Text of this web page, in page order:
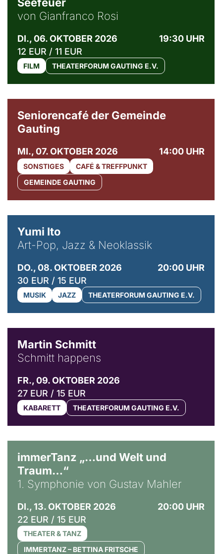
von Gianfranco Rosi
DI., 06. OKTOBER 2026
19:30 UHR
12 EUR / 11 EUR
FILM THEATERFORUM GAUTING E.V.
Seniorencafé der Gemeinde
Gauting
MI., 07. OKTOBER 2026 14:00 UHR
SONSTIGES
CAFÉ & TREFFPUNKT
GEMEINDE GAUTING
Yumi Ito
Art-Pop, Jazz & Neoklassik
DO., 08. OKTOBER 2026
20:00 UHR
30 EUR / 15 EUR
MUSIK JAZZ THEATERFORUM GAUTING E.V.
Martin Schmitt
Schmitt happens
FR., 09. OKTOBER 2026
27 EUR / 15 EUR
KABARETT THEATERFORUM GAUTING E.V.
immerTanz „…und Welt und
Traum…“
1. Symphonie von Gustav Mahler
DI., 13. OKTOBER 2026
20:00 UHR
22 EUR / 15 EUR
THEATER & TANZ
IMMERTANZ – BETTINA FRITSCHE